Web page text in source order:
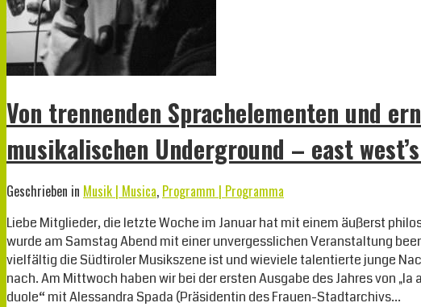
Von trennenden Sprachelementen und
musikalischen Underground – east
Geschrieben in Musik | Musica, Programm | Programma
Liebe Mitglieder, die letzte Woche im Januar hat mit einem äußerst
wurde am Samstag Abend mit einer unvergesslichen Veranstaltung
vielfältig die Südtiroler Musikszene ist und wieviele talentierte junge
nach. Am Mittwoch haben wir bei der ersten Ausgabe des Jahres von
duole“ mit Alessandra Spada (Präsidentin des Frauen-Stadtarchivs…